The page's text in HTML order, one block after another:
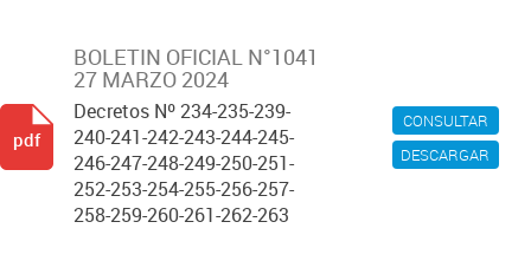
CONSULTAR
DESCARGAR
BOLETIN OFICIAL N°1041
27 MARZO 2024
Decretos Nº 234-235-239-
240-241-242-243-244-245-
246-247-248-249-250-251-
252-253-254-255-256-257-
258-259-260-261-262-263
pdf